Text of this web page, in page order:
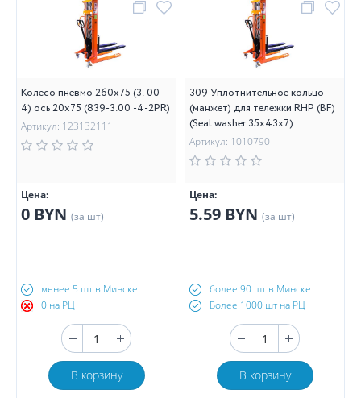
Колесо пневмо 260х75 (3. 00-
4) ось 20х75 (839-3.00 -4-2PR)
Артикул: 123132111
Цена:
0 BYN (за шт)
менее 5 шт в Минске
0 на РЦ
В корзину
309 Уплотнительное кольцо
(манжет) для тележки RHP (BF)
(Seal washer 35х43х7)
Артикул: 1010790
Цена:
5.59 BYN (за шт)
более 90 шт в Минске
Более 1000 шт на РЦ
В корзину